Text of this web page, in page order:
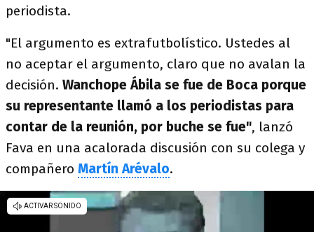
periodista.
"El argumento es extrafutbolístico. Ustedes al
no aceptar el argumento, claro que no avalan la
decisión. Wanchope Ábila se fue de Boca porque
su representante llamó a los periodistas para
contar de la reunión, por buche se fue", lanzó
Fava en una acalorada discusión con su colega y
compañero Martín Arévalo.